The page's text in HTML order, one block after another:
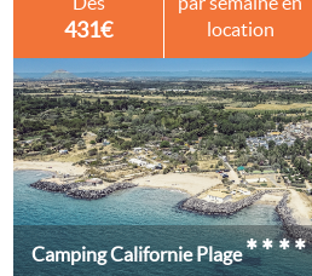
431€
location
Camping Californie Plage****